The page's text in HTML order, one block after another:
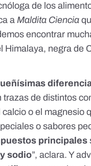
de los
a Maldita Ciencia
encontrar
Himalaya, negra de
trazas de distintos
o el magnesio
o sabores
principales
sodio”, aclara. Y